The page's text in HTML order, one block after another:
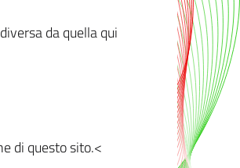
da quella qui
di questo sito.<